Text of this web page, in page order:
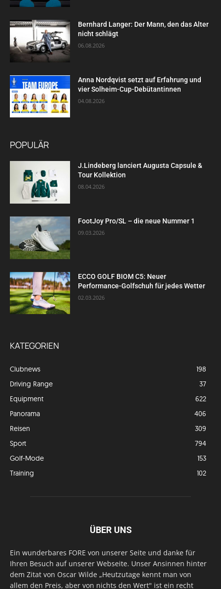
Bernhard Langer: Der Mann, den das Alter
nicht schlägt
06.08.2026
Anna Nordqvist setzt auf Erfahrung und
vier Solheim-Cup-Debütantinnen
04.08.2026
POPULÄR
J.Lindeberg lanciert Augusta Capsule &
Tour Kollektion
08.04.2026
FootJoy Pro/SL – die neue Nummer 1
09.03.2026
ECCO GOLF BIOM C5: Neuer
Performance-Golfschuh für jedes Wetter
02.03.2026
KATEGORIEN
Clubnews
198
Driving Range
37
Equipment
622
Panorama
406
Reisen
309
Sport
794
Golf-Mode
153
Training
102
ÜBER UNS
Ein wunderbares FORE von unserer Seite und danke für
Ihren Besuch auf unserer Webseite. Unser Ansinnen hinter
dem Zitat von Oscar Wilde „Heutzutage kennt man von
allem den Preis, aber von nichts den Wert" ist ein recht